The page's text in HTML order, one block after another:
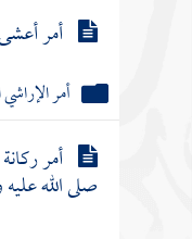
أمر
أمر
أمر
صلى الله